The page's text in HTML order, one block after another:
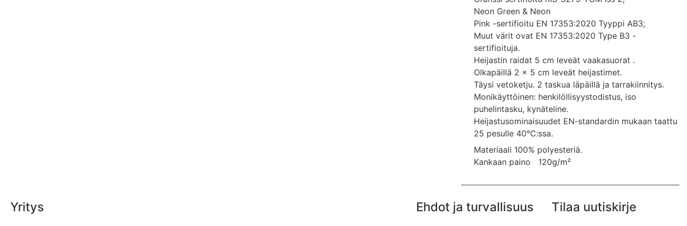
Neon Green & Neon
Pink -sertifioitu EN 17353:2020 Tyyppi AB3;
Muut värit ovat EN 17353:2020 Type B3 -
sertifioituja.
Heijastin raidat 5 cm leveät vaakasuorat .
Olkapäillä 2 x 5 cm leveät heijastimet.
Täysi vetoketju. 2 taskua läpäillä ja tarrakiinnitys.
Monikäyttöinen: henkilöllisyystodistus, iso
puhelintasku, kynäteline.
Heijastusominaisuudet EN-standardin mukaan taattu
25 pesulle 40°C:ssa.
Materiaali 100% polyesteriä.
Kankaan paino 120g/m²
Yritys Ehdot ja turvallisuus Tilaa uutiskirje